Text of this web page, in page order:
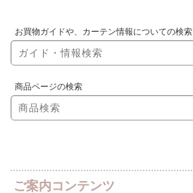
お買物ガイドや、カーテン情報についての検索
商品ページの検索
ご案内コンテンツ